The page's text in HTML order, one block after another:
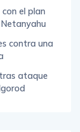
el plan
contra una
ataque